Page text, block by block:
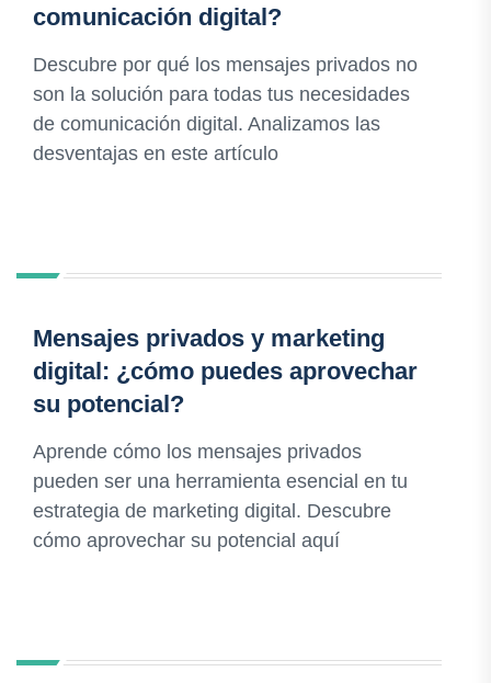
comunicación digital?
Descubre por qué los mensajes privados no
son la solución para todas tus necesidades
de comunicación digital. Analizamos las
desventajas en este artículo
Mensajes privados y marketing
digital: ¿cómo puedes aprovechar
su potencial?
Aprende cómo los mensajes privados
pueden ser una herramienta esencial en tu
estrategia de marketing digital. Descubre
cómo aprovechar su potencial aquí